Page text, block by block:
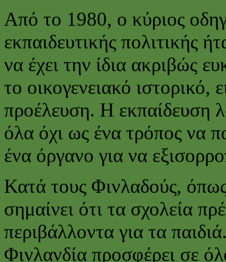
Από το 1980, ο κύριος
εκπαιδευτικής πολιτικής
να έχει την ίδια ακριβώς
το οικογενειακό
προέλευση. Η εκπαίδευση
όλα όχι ως ένα τρόπος να
ένα όργανο για να
Κατά τους Φινλαδούς,
σημαίνει ότι τα σχολεία
περιβάλλοντα για τα
Φινλανδία προσφέρει σε